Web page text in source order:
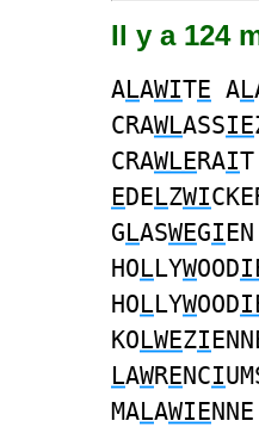
Il y a 124
ALAWITE AL
CRAWLASSIE
CRAWLERAI
EDELZWI
GLASWEGI
HOLLYWOOD
HOLLYWOOD
KOLWEZI
LAWRENCI
MALAWIE